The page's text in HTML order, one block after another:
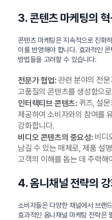
3. 콘텐츠 마케팅의 혁
콘텐츠 마케팅은 지속적으로 진화
이를 반영해야 합니다. 효과적인
방법들을 고려할 수 있습니다:
전문가 협업:관련 분야의 전문
고품질의 콘텐츠를 생성함으
인터랙티브 콘텐츠:퀴즈, 설문
제공하여 소비자와의 참여를
강화합니다.
비디오 콘텐츠의 중요성:비디
남길 수 있는 매체로, 제품 설
고객의 이해를 돕는 데 주력해
4. 옴니채널 전략의
소비자들은 다양한 채널에서 브랜
효과적인 옴니채널 마케팅 전략은